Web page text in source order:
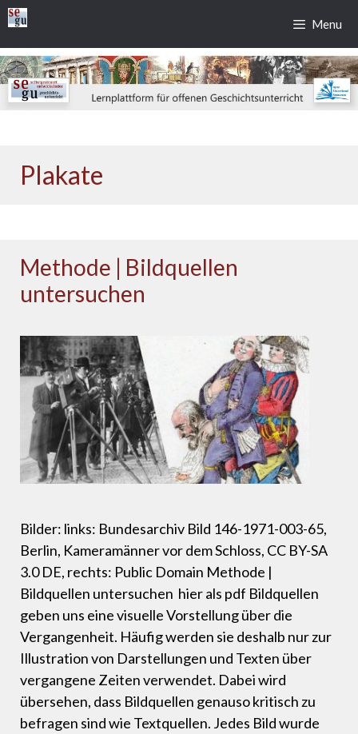
Zum
Inhalt
springen
Menu
Plakate
Methode | Bildquellen
untersuchen
Bilder: links: Bundesarchiv Bild 146-1971-003-65,
Berlin, Kameramänner vor dem Schloss, CC BY-SA
3.0 DE, rechts: Public Domain Methode |
Bildquellen untersuchen hier als pdf Bildquellen
geben uns eine visuelle Vorstellung über die
Vergangenheit. Häufig werden sie deshalb nur zur
Illustration von Darstellungen und Texten über
vergangene Zeiten verwendet. Dabei wird
übersehen, dass Bildquellen genauso kritisch zu
befragen sind wie Textquellen. Jedes Bild wurde